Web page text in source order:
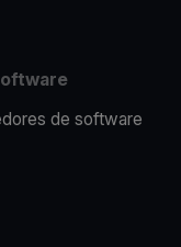
de software